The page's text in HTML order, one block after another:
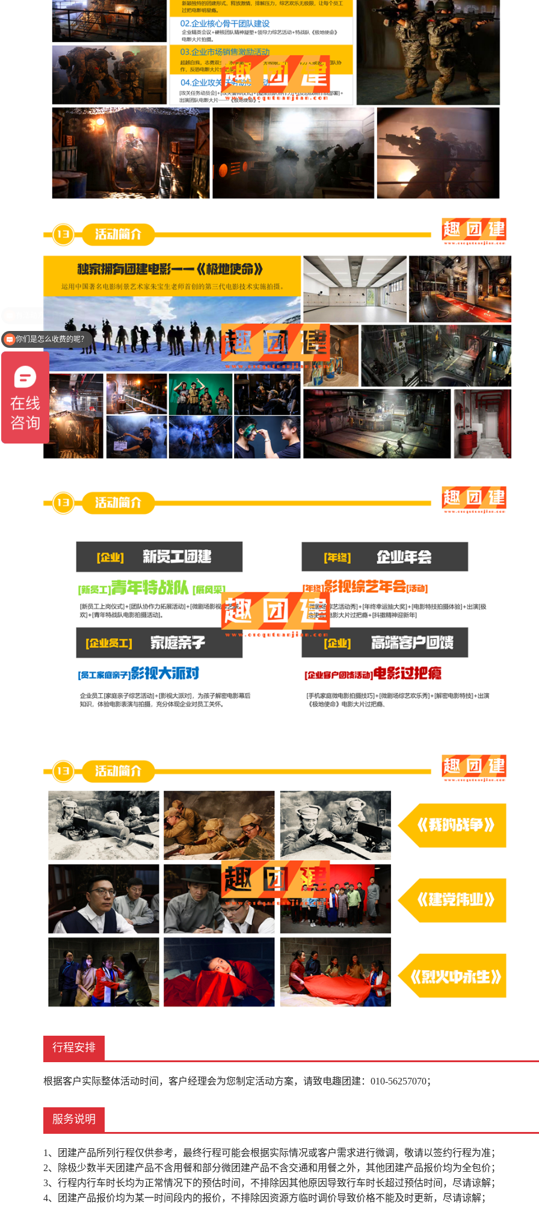
行程安排
根据客户实际整体活动时间，客户经理会为您制定活动方案，请致电趣团建： 010-56257070；
服务说明
1、团建产品所列行程仅供参考，最终行程可能会根据实际情况或客户需求进行微调，敬请以签约行程为准；
2、除极少数半天团建产品不含用餐和部分微团建产品不含交通和用餐之外，其他团建产品报价均为全包价；
3、行程内行车时长均为正常情况下的预估时间，不排除因其他原因导致行车时长超过预估时间，尽请谅解；
4、团建产品报价均为某一时间段内的报价，不排除因资源方临时调价导致价格不能及时更新，尽请谅解；
你们是怎么收费的呢？